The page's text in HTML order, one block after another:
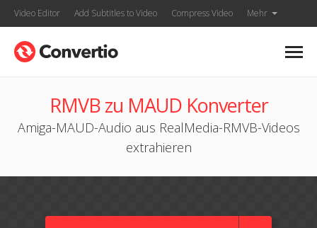
Video Editor Add Subtitles to Video Compress Video Mehr
RMVB zu MAUD Konverter
Amiga-MAUD-Audio aus RealMedia-RMVB-Videos
extrahieren